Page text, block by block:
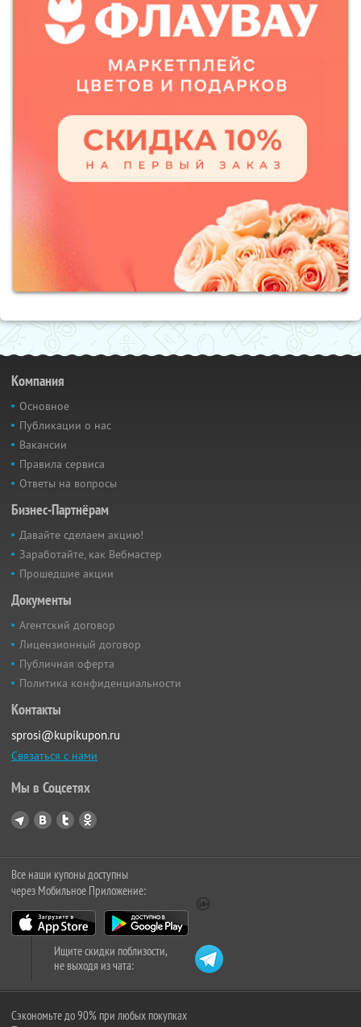
Компания
Основное
Публикации о нас
Вакансии
Правила сервиса
Ответы на вопросы
Бизнес-Партнёрам
Давайте сделаем акцию!
Заработайте, как Вебмастер
Прошедшие акции
Документы
Агентский договор
Лицензионный договор
Публичная оферта
Политика конфиденциальности
Контакты
sprosi@kupikupon.ru
Связаться с нами
Мы в Соцсетях
Все наши купоны доступны
через Мобильное Приложение:
Ищите скидки поблизости,
не выходя из чата:
Сэкономьте до 90% при любых покупках